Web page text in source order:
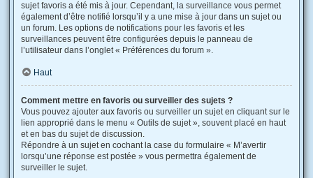
sujet favoris a été mis à jour. Cependant, la surveillance vous permet
également d’être notifié lorsqu’il y a une mise à jour dans un sujet ou
un forum. Les options de notifications pour les favoris et les
surveillances peuvent être configurées depuis le panneau de
l’utilisateur dans l’onglet « Préférences du forum ».
Haut
Comment mettre en favoris ou surveiller des sujets ?
Vous pouvez ajouter aux favoris ou surveiller un sujet en cliquant sur le
lien approprié dans le menu « Outils de sujet », souvent placé en haut
et en bas du sujet de discussion.
Répondre à un sujet en cochant la case du formulaire « M’avertir
lorsqu’une réponse est postée » vous permettra également de
surveiller le sujet.